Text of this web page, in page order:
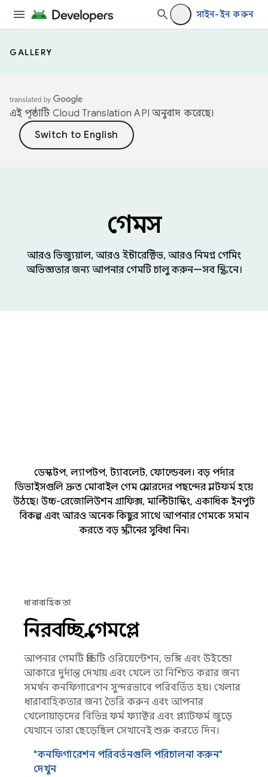
সাইন-ইন করুন
GALLERY
এই পৃষ্ঠাটি Cloud Translation API অনুবাদ করেছে।
গেমস
আরও ভিজ্যুয়াল, আরও ইন্টারেক্টিভ, আরও নিমগ্ন গেমিং
অভিজ্ঞতার জন্য আপনার গেমটি চালু করুন—সব স্ক্রিনে।
ডেস্কটপ, ল্যাপটপ, ট্যাবলেট, ফোল্ডেবল। বড় পর্দার
ডিভাইসগুলি দ্রুত মোবাইল গেম প্লেয়ারদের পছন্দের প্ল্যাটফর্ম হয়ে
উঠছে। উচ্চ-রেজোলিউশন গ্রাফিক্স, মাল্টিটাস্কিং, একাধিক ইনপুট
বিকল্প এবং আরও অনেক কিছুর সাথে আপনার গেমকে সমান
করতে বড় স্ক্রীনের সুবিধা নিন।
ধারাবাহিকতা
নিরবচ্ছিন্ন গেমপ্লে
আপনার গেমটি প্রতিটি ওরিয়েন্টেশন, ভঙ্গি এবং উইন্ডো
আকারে দুর্দান্ত দেখায় এবং খেলে তা নিশ্চিত করার জন্য
সমর্থন কনফিগারেশন সুন্দরভাবে পরিবর্তিত হয়। খেলার
ধারাবাহিকতার জন্য তৈরি করুন এবং আপনার
খেলোয়াড়দের বিভিন্ন ফর্ম ফ্যাক্টর এবং প্ল্যাটফর্ম জুড়ে
যেখানে তারা ছেড়েছিল সেখানেই শুরু করতে দিন।
"কনফিগারেশন পরিবর্তনগুলি পরিচালনা করুন"
দেখুন